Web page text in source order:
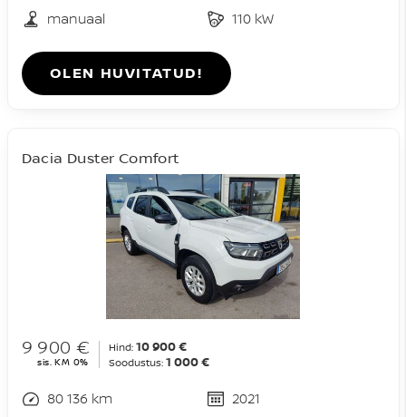
manuaal
110 kW
OLEN HUVITATUD!
Dacia Duster Comfort
9 900 €
sis. KM 0%
Hind: 10 900 €
Soodustus: 1 000 €
80 136 km
2021